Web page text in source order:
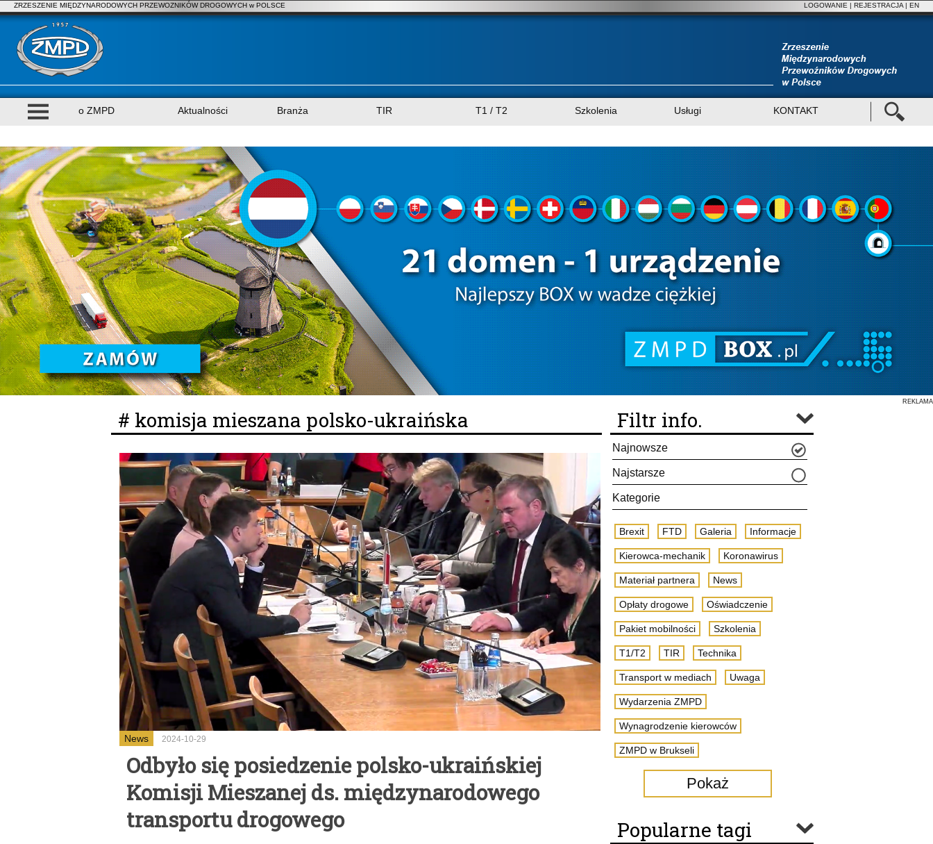
ZRZESZENIE MIĘDZYNARODOWYCH PRZEWOZNIKÓW DROGOWYCH w POLSCE LOGOWANIE | REJESTRACJA | EN
o ZMPD Aktualności Branża TIR T1 / T2 Szkolenia Usługi KONTAKT
REKLAMA
# komisja mieszana polsko-ukraińska
News 2024-10-29
Odbyło się posiedzenie polsko-ukraińskiej
Komisji Mieszanej ds. międzynarodowego
transportu drogowego
Filtr info.
Najnowsze
Najstarsze
Kategorie
Brexit FTD Galeria Informacje
Kierowca-mechanik Koronawirus
Materiał partnera News
Opłaty drogowe Oświadczenie
Pakiet mobilności Szkolenia
T1/T2 TIR Technika
Transport w mediach Uwaga
Wydarzenia ZMPD
Wynagrodzenie kierowców
ZMPD w Brukseli
Pokaż
Popularne tagi